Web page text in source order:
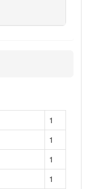
1
1
1
1